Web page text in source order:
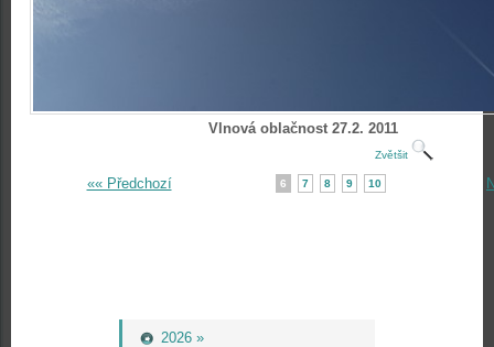
2026 »
Vlnová oblačnost 27.2. 2011
Zvětšit
«« Předchozí 6 7 8 9 10